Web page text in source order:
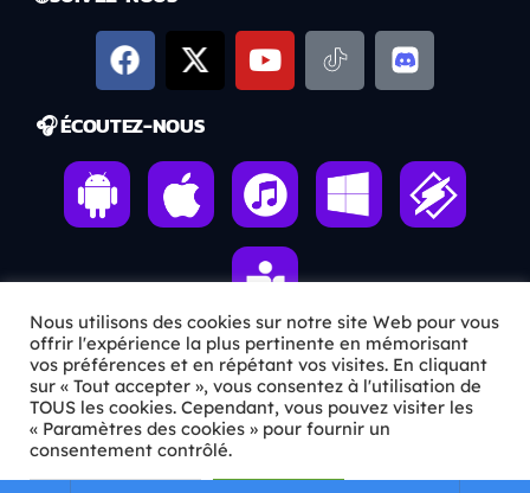
🎧 ÉCOUTEZ-NOUS
ℹ️ INFOS PRATIQUES
✉️Contact
🦊Qui sommes-nous ?
Nous utilisons des cookies sur notre site Web pour vous
offrir l'expérience la plus pertinente en mémorisant
vos préférences et en répétant vos visites. En cliquant
sur « Tout accepter », vous consentez à l'utilisation de
TOUS les cookies. Cependant, vous pouvez visiter les
« Paramètres des cookies » pour fournir un
consentement contrôlé.